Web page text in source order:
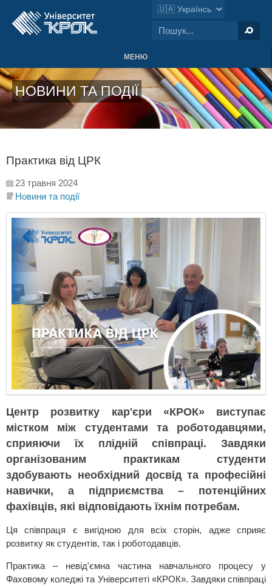
МЕНЮ
НОВИНИ ТА ПОДІЇ
Практика від ЦРК
23 травня 2024
Новини та події
Центр розвитку кар'єри «КРОК» виступає
містком між студентами та роботодавцями,
сприяючи їх плідній співпраці. Завдяки
організованим практикам студенти
здобувають необхідний досвід та професійні
навички, а підприємства – потенційних
фахівців, які відповідають їхнім потребам.
Ця співпраця є вигідною для всіх сторін, адже сприяє
розвитку як студентів, так і роботодавців.
Практика – невід'ємна частина навчального процесу у
Фаховому коледжі та Університеті «КРОК». Завдяки співпраці